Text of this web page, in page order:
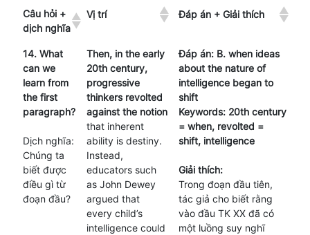
Câu hỏi +
dịch nghĩa
Vị trí Đáp án + Giải thích
14. What
can we
learn from
the first
paragraph?
Dịch nghĩa:
Chúng ta
biết được
điều gì từ
đoạn đầu?
Then, in the early
20th century,
progressive
thinkers revolted
against the notion
that inherent
ability is destiny.
Instead,
educators such
as John Dewey
argued that
every child’s
intelligence could
Đáp án: B. when ideas
about the nature of
intelligence began to
shift
Keywords: 20th century
= when, revolted =
shift, intelligence
Giải thích:
Trong đoạn đầu tiên,
tác giả cho biết rằng
vào đầu TK XX đã có
một luồng suy nghĩ